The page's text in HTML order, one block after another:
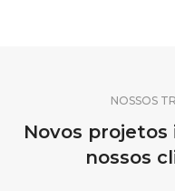
NOSSOS
Novos
nossos